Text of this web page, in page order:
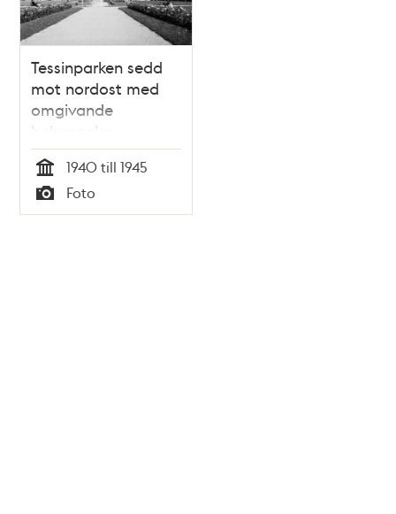
Tessinparken sedd
mot nordost med
omgivande
bebyggelse
Tid
1940 till 1945
Typ
Foto